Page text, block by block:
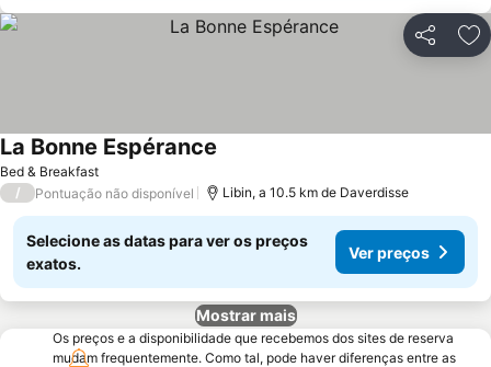
Partilhar
Bed & Breakfast
La Bonne Espérance
/ Pontuação não disponível Libin, a 10.5 km de Daverdisse
Selecione as datas para ver os preços
exatos.
Ver preços
Mostrar mais
Os preços e a disponibilidade que recebemos dos sites de reserva
mudam frequentemente. Como tal, pode haver diferenças entre as